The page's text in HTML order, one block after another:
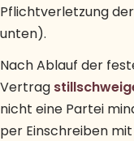
Pflichtverletzung
unten).
Nach Ablauf der
Vertrag
nicht eine Partei
per Einschreiben